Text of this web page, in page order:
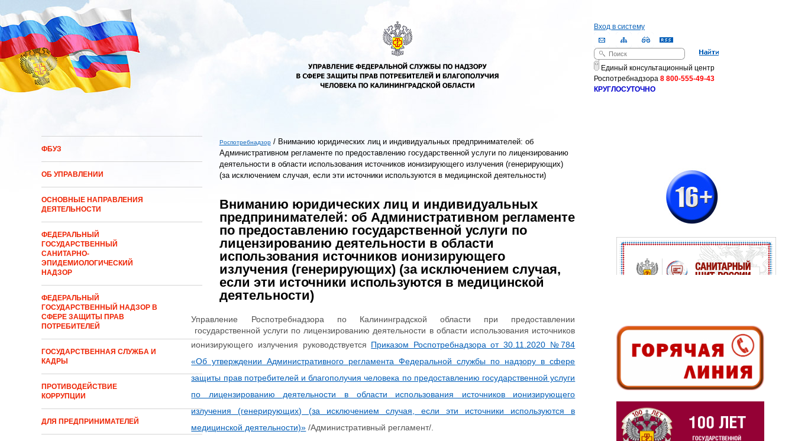
Перейти к основному содержанию
Вход в систему
Форма поиска
Поиск
Единый консультационный центр
Роспотребнадзора 8 800-555-49-43
КРУГЛОСУТОЧНО
ФБУЗ
ОБ УПРАВЛЕНИИ
ОСНОВНЫЕ НАПРАВЛЕНИЯ
ДЕЯТЕЛЬНОСТИ
ФЕДЕРАЛЬНЫЙ
ГОСУДАРСТВЕННЫЙ
САНИТАРНО-
ЭПИДЕМИОЛОГИЧЕСКИЙ
НАДЗОР
ФЕДЕРАЛЬНЫЙ
ГОСУДАРСТВЕННЫЙ НАДЗОР В
СФЕРЕ ЗАЩИТЫ ПРАВ
ПОТРЕБИТЕЛЕЙ
ГОСУДАРСТВЕННАЯ СЛУЖБА И
КАДРЫ
ПРОТИВОДЕЙСТВИЕ
КОРРУПЦИИ
ДЛЯ ПРЕДПРИНИМАТЕЛЕЙ
Вы здесь
Роспотребнадзор / Вниманию юридических лиц и индивидуальных предпринимателей: об
Административном регламенте по предоставлению государственной услуги по лицензированию
деятельности в области использования источников ионизирующего излучения (генерирующих)
(за исключением случая, если эти источники используются в медицинской деятельности)
Вниманию юридических лиц и индивидуальных
предпринимателей: об Административном регламенте
по предоставлению государственной услуги по
лицензированию деятельности в области
использования источников ионизирующего
излучения (генерирующих) (за исключением случая,
если эти источники используются в медицинской
деятельности)
Управление Роспотребнадзора по Калининградской области при предоставлении
государственной услуги по лицензированию деятельности в области использования источников
ионизирующего излучения руководствуется Приказом Роспотребнадзора от 30.11.2020 №784
«Об утверждении Административного регламента Федеральной службы по надзору в сфере
защиты прав потребителей и благополучия человека по предоставлению государственной услуги
по лицензированию деятельности в области использования источников ионизирующего
излучения (генерирующих) (за исключением случая, если эти источники используются в
медицинской деятельности)» /Административный регламент/.